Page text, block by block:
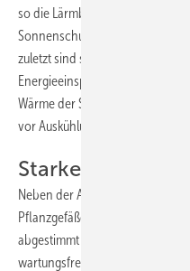
so die Lärmbelastung im
Sonnenschutz gewährleisten
zuletzt sind sie für Bewohner
Energieeinsparungen bares
Wärme der Sonnenstrahlung
vor Auskühlung durch Wind.
Starke
Neben der Auswahl geeigneter
Pflanzgefäße entscheidend, die
abgestimmt sind. Die gewählten
wartungsfrei und langlebig